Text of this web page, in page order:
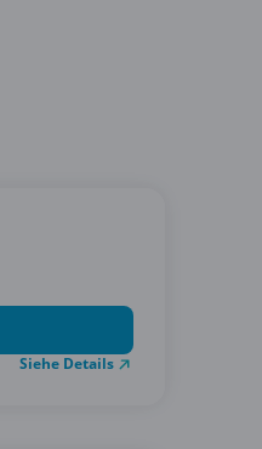
Siehe Details